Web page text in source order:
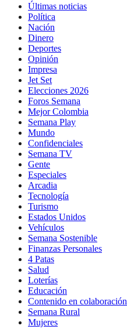
Últimas noticias
Política
Nación
Dinero
Deportes
Opinión
Impresa
Jet Set
Elecciones 2026
Foros Semana
Mejor Colombia
Semana Play
Mundo
Confidenciales
Semana TV
Gente
Especiales
Arcadia
Tecnología
Turismo
Estados Unidos
Vehículos
Semana Sostenible
Finanzas Personales
4 Patas
Salud
Loterías
Educación
Contenido en colaboración
Semana Rural
Mujeres